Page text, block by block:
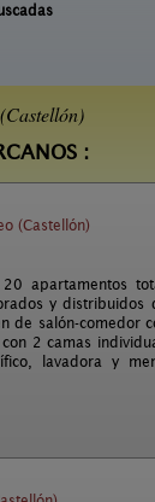
(Castellón)
:
(Castellón)
apartamentos
y
de salón-comedor
2 camas
lavadora y